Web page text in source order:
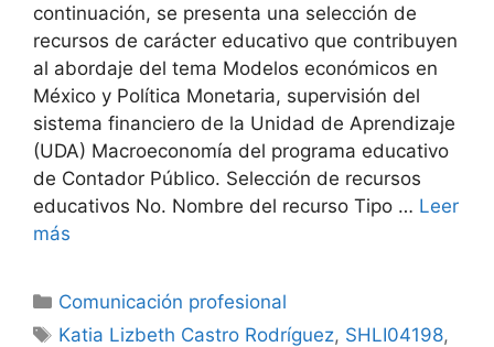
continuación, se presenta una selección de
recursos de carácter educativo que contribuyen
al abordaje del tema Modelos económicos en
México y Política Monetaria, supervisión del
sistema financiero de la Unidad de Aprendizaje
(UDA) Macroeconomía del programa educativo
de Contador Público. Selección de recursos
educativos No. Nombre del recurso Tipo … Leer
más
Categorías
Comunicación profesional
Etiquetas
Katia Lizbeth Castro Rodríguez, SHLI04198,